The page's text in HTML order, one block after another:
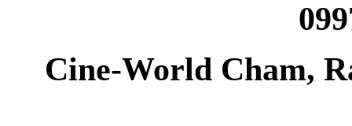
Cine-World Cham,